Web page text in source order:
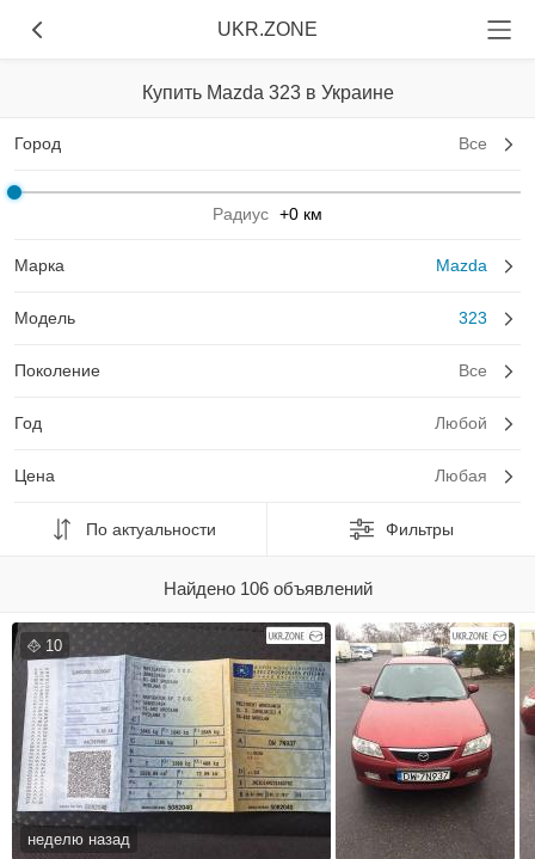
UKR.ZONE
Купить Mazda 323 в Украине
Город Все
Радиус +0 км
Марка Mazda
Модель 323
Поколение Все
Год Любой
Цена Любая
По актуальности Фильтры
Найдено 106 объявлений
10
неделю назад